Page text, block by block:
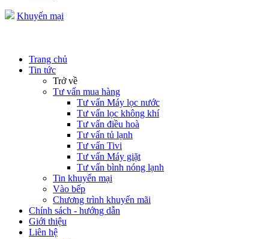
Khuyến mại
Trang chủ
Tin tức
Trở về
Tư vấn mua hàng
Tư vấn Máy lọc nước
Tư vấn lọc không khí
Tư vấn điều hoà
Tư vấn tủ lạnh
Tư vấn Tivi
Tư vấn Máy giặt
Tư vấn bình nóng lạnh
Tin khuyến mại
Vào bếp
Chương trình khuyến mãi
Chính sách - hướng dẫn
Giới thiệu
Liên hệ